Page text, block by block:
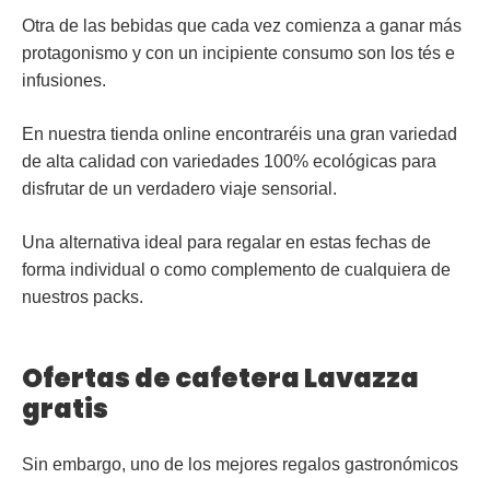
Otra de las bebidas que cada vez comienza a ganar más
protagonismo y con un incipiente consumo son los tés e
infusiones.
En nuestra tienda online encontraréis una gran variedad
de alta calidad con variedades 100% ecológicas para
disfrutar de un verdadero viaje sensorial.
Una alternativa ideal para regalar en estas fechas de
forma individual o como complemento de cualquiera de
nuestros packs.
Ofertas de cafetera Lavazza
gratis
Sin embargo, uno de los mejores regalos gastronómicos